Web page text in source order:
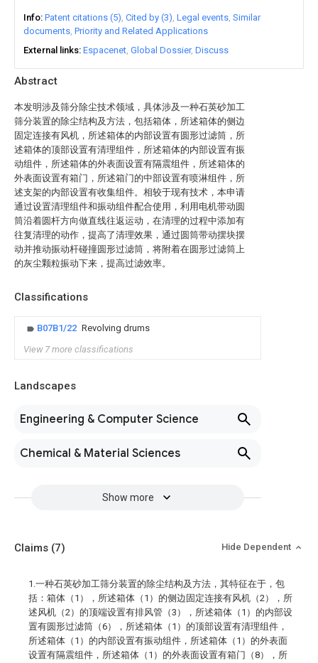
Abstract
本发明涉及筛分除尘技术领域，具体涉及一种石英砂加工
筛分装置的除尘结构及方法，包括箱体，所述箱体的侧边
固定连接有风机，所述箱体的内部设置有圆形过滤筒，所
述箱体的顶部设置有清理组件，所述箱体的内部设置有振
动组件，所述箱体的外表面设置有隔震组件，所述箱体的
外表面设置有箱门，所述箱门的中部设置有喷淋组件，所
述支架的内部设置有收集组件。相较于现有技术，本申请
通过设置清理组件和振动组件配合使用，利用电机带动圆
筒沿着圆杆方向做直线往返运动，在清理的过程中添加有
往复清理的动作，提高了清理效果，通过圆筒带动摆块摆
动并推动振动杆碰撞圆形过滤筒，将附着在圆形过滤筒上
的灰尘颗粒振动下来，提高过滤效率。
Classifications
B07B1/22 Revolving drums
View 7 more classifications
Landscapes
Engineering & Computer Science
Chemical & Material Sciences
Show more
Info Patent citations (5) Cited by (3) Legal events Similar
documents Priority and Related Applications
External links Espacenet Global Dossier Discuss
Claims (7) Hide Dependent
1.一种石英砂加工筛分装置的除尘结构及方法，其特征在于，包
括：箱体（1），所述箱体（1）的侧边固定连接有风机（2），所
述风机（2）的顶端设置有排风管（3），所述箱体（1）的内部设
置有圆形过滤筒（6），所述箱体（1）的顶部设置有清理组件，
所述箱体（1）的内部设置有振动组件，所述箱体（1）的外表面
设置有隔震组件，所述箱体（1）的外表面设置有箱门（8），所